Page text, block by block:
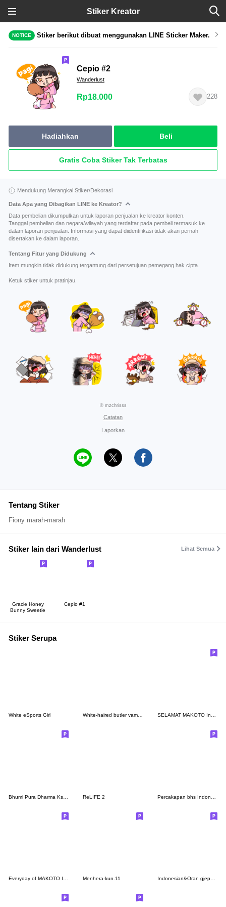
Stiker Kreator
NOTICE Stiker berikut dibuat menggunakan LINE Sticker Maker.
Cepio #2
Wanderlust
Rp18.000 228
Hadiahkan Beli
Gratis Coba Stiker Tak Terbatas
Mendukung Merangkai Stiker/Dekorasi
Data Apa yang Dibagikan LINE ke Kreator?
Data pembelian dikumpulkan untuk laporan penjualan ke kreator konten.
Tanggal pembelian dan negara/wilayah yang terdaftar pada pembeli termasuk ke
dalam laporan penjualan. Informasi yang dapat diidentifikasi tidak akan pernah
disertakan ke dalam laporan.
Tentang Fitur yang Didukung
Item mungkin tidak didukung tergantung dari persetujuan pemegang hak cipta.
Ketuk stiker untuk pratinjau.
© mzchrisss
Catatan
Laporkan
Tentang Stiker
Fiony marah-marah
Stiker lain dari Wanderlust Lihat Semua
Gracie Honey
Bunny Sweetie
Cepio #1
Stiker Serupa
White eSports Girl White-haired butler vampire SELAMAT MAKOTO Indonesia & Jepang Talk1
ReLIFE 2
Menhera-kun.11 Indonesian&Oran gjepang